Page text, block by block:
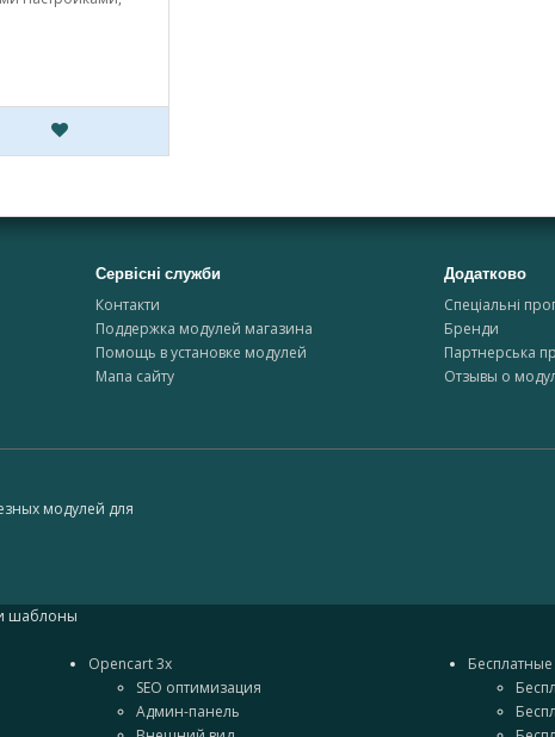
Сервісні служби
Контакти
Поддержка модулей магазина
Помощь в установке модулей
Мапа сайту
Додатково
Спеціальні
Бренди
Партнерська
Отзывы о
модулей для
шаблоны
Opencart 3x
SEO оптимизация
Админ-панель